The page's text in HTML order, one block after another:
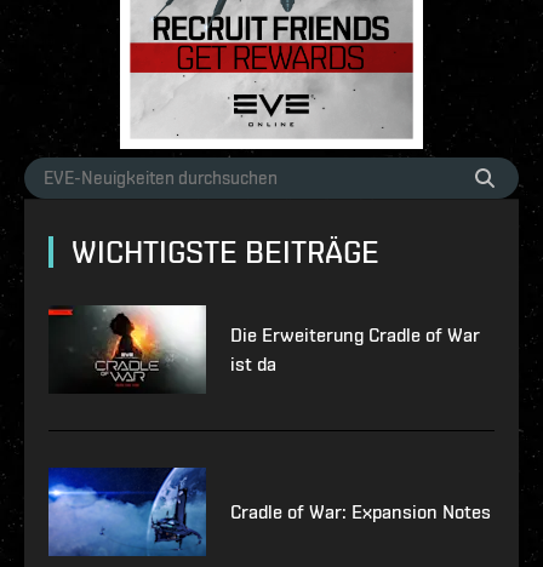
WICHTIGSTE BEITRÄGE
Die Erweiterung Cradle of War
ist da
Cradle of War: Expansion Notes